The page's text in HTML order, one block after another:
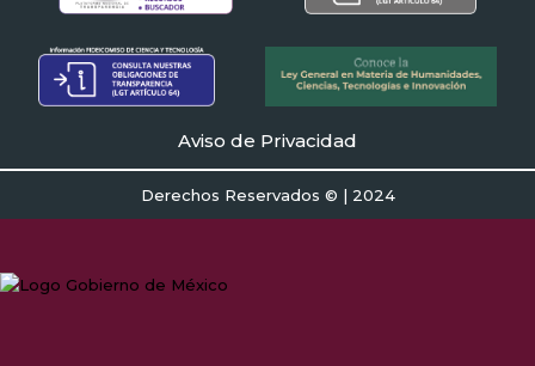
Aviso de Privacidad
Derechos Reservados © | 2024